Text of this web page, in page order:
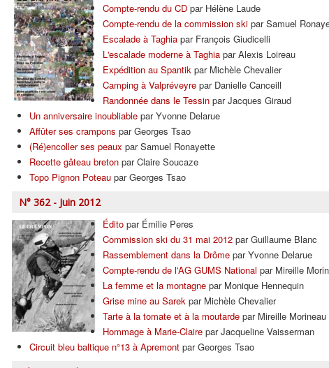
Compte-rendu du CD par Hélène Laude
Compte-rendu de la commission ski par Samuel
Escalade à Taghia par François Giudicelli
L'escalade moderne à Taghia par Alexis Loireau
Expédition au Spantik par Michèle Chevalier
Camping à Valpréveyre par Danielle Canceill
Randonnée dans le Tessin par Jacques Giraud
Un anniversaire inoubliable par Yvonne Delarue
Affûter ses crampons par Georges Tsao
(Ré)encoller ses peaux par Samuel Ronayette
Recette gâteau breton par Claire Soucaze
Topo Pignon Poteau par Georges Tsao
N° 362 - Juin 2012
Édito par Émilie Peres
Commission ski du 31 mai 2012 par Guillaume Blanc
Rassemblement dans la Drôme par Yvonne Delarue
Compte-rendu de l'AG GUMS National par Mireille
La femme et la montagne par Monique Hennequin
Grise mine au Sarek par Michèle Chevalier
Tarte à la tomate et à la moutarde par Mireille Morineau
Hommage à Marie-Claire par Jacqueline Vaisserman
Circuit bleu baltique n°13 à Apremont par Georges Tsao